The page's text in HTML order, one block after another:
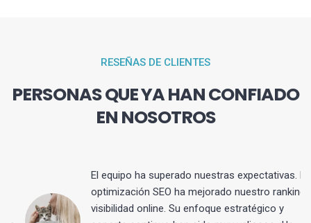
RESEÑAS DE CLIENTES
PERSONAS QUE YA HAN CONFIADO
EN NOSOTROS
El equipo ha superado nuestras expectativas. La
optimización SEO ha mejorado nuestro ranking y
visibilidad online. Su enfoque estratégico y